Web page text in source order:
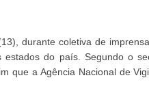
durante coletiva de
do país. Segundo o
que a Agência Nacional de